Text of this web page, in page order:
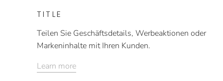
TITLE
Teilen Sie Geschäftsdetails, Werbeaktionen oder
Markeninhalte mit Ihren Kunden.
Learn more